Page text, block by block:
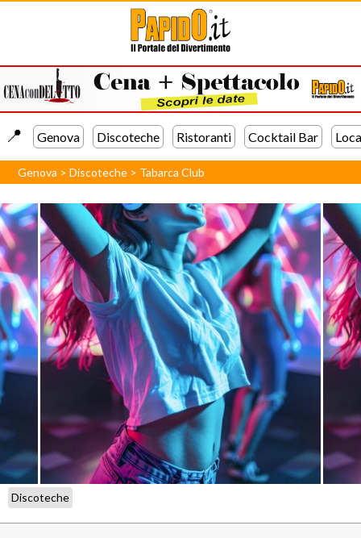
📍️ Genova Discoteche Ristoranti Cocktail Bar
Genova >Discoteche > Tabarca Club
Discoteche